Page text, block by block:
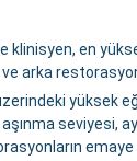
klinisyen, en
arka
yüksek
seviyesi,
emaye